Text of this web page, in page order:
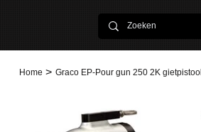
Home > Graco EP-Pour gun 250 2K gietpistool